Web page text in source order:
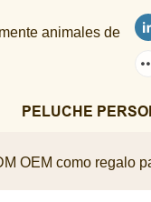
animales de
PELUCHE
OEM como regalo